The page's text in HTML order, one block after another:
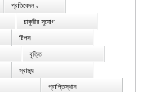
প্রতিবেদন ∨
চাকুরীর সুযোগ
টিপস
বৃত্তি
স্বাস্থ্য
প্রাপ্তিস্থান